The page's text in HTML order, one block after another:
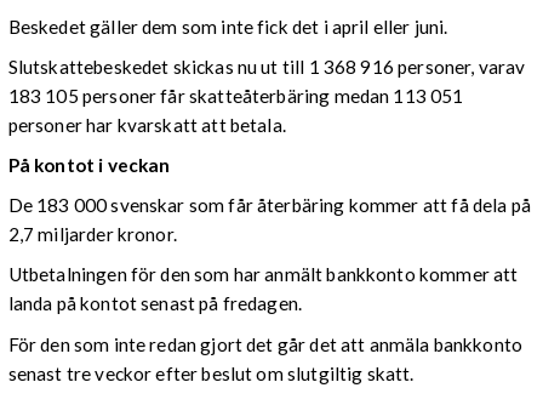
Beskedet gäller dem som inte fick det i april eller juni.
Slutskattebeskedet skickas nu ut till 1 368 916 personer, varav
183 105 personer får skatteåterbäring medan 113 051
personer har kvarskatt att betala.
På kontot i veckan
De 183 000 svenskar som får återbäring kommer att få dela på
2,7 miljarder kronor.
Utbetalningen för den som har anmält bankkonto kommer att
landa på kontot senast på fredagen.
För den som inte redan gjort det går det att anmäla bankkonto
senast tre veckor efter beslut om slutgiltig skatt.